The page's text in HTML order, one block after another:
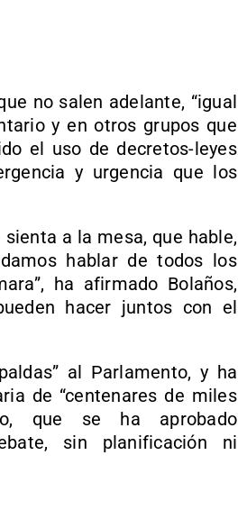
no salen adelante, “igual
y en otros grupos que
el uso de decretos-leyes
y urgencia que los
a la mesa, que hable,
hablar de todos los
ha afirmado Bolaños,
hacer juntos con el
al Parlamento, y ha
de “centenares de miles
que se ha aprobado
sin planificación ni